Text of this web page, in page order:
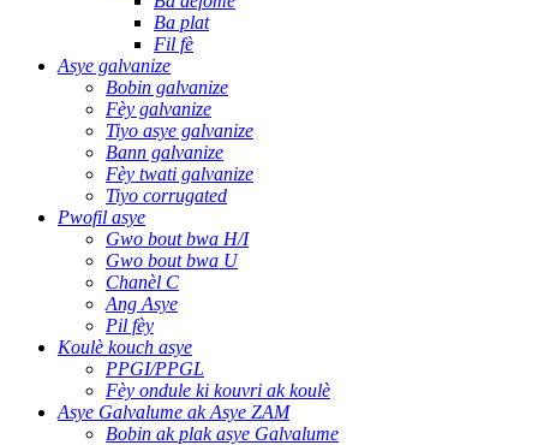
Ba plat
Fil fè
Asye galvanize
Bobin galvanize
Fèy galvanize
Tiyo asye galvanize
Bann galvanize
Fèy twati galvanize
Tiyo corrugated
Pwofil asye
Gwo bout bwa H/I
Gwo bout bwa U
Chanèl C
Ang Asye
Pil fèy
Koulè kouch asye
PPGI/PPGL
Fèy ondule ki kouvri ak koulè
Asye Galvalume ak Asye ZAM
Bobin ak plak asye Galvalume